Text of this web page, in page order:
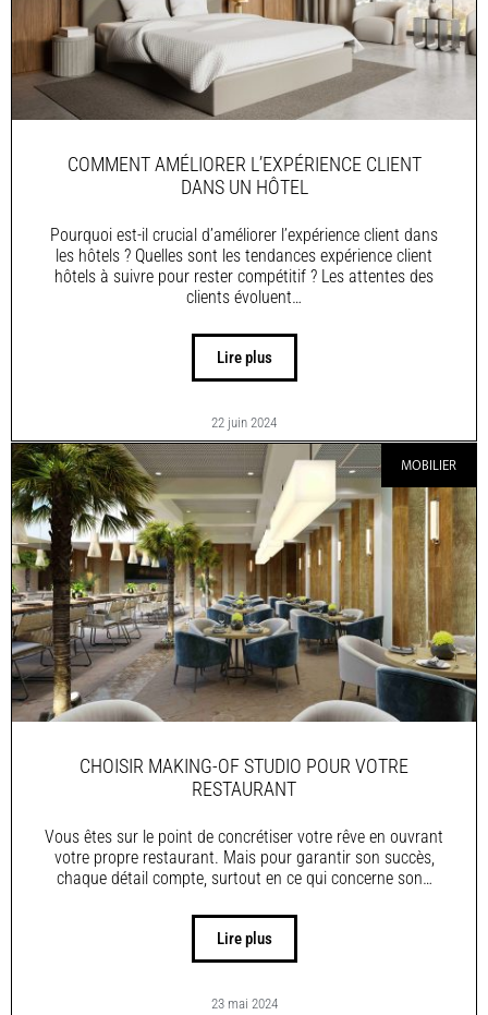
COMMENT AMÉLIORER L’EXPÉRIENCE CLIENT
DANS UN HÔTEL
Pourquoi est-il crucial d’améliorer l’expérience client dans
les hôtels ? Quelles sont les tendances expérience client
hôtels à suivre pour rester compétitif ? Les attentes des
clients évoluent…
Lire plus
22 juin 2024
MOBILIER
CHOISIR MAKING-OF STUDIO POUR VOTRE
RESTAURANT
Vous êtes sur le point de concrétiser votre rêve en ouvrant
votre propre restaurant. Mais pour garantir son succès,
chaque détail compte, surtout en ce qui concerne son…
Lire plus
23 mai 2024